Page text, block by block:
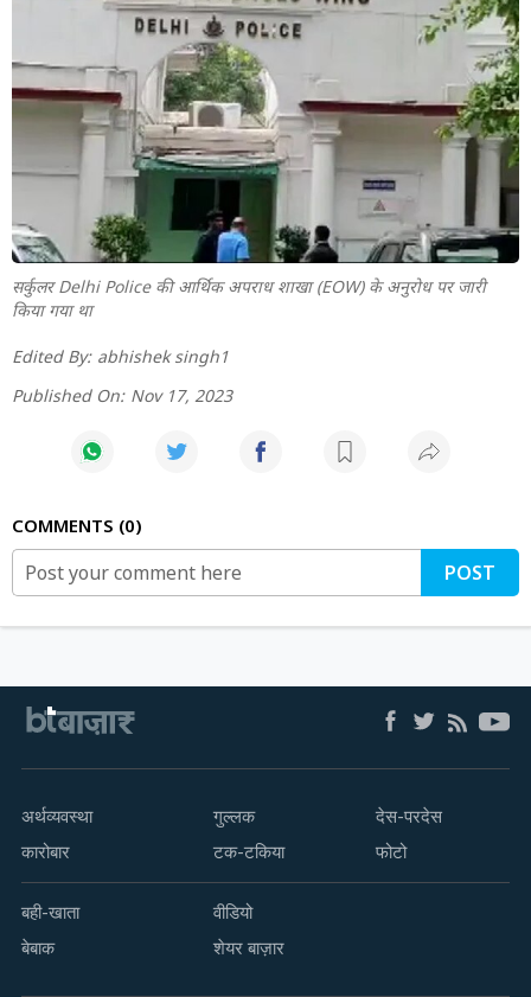
सर्कुलर Delhi Police की आर्थिक अपराध शाखा (EOW) के अनुरोध पर जारी
किया गया था
Edited By: abhishek singh1
Published On: Nov 17, 2023
COMMENTS 0
POST
अर्थव्यवस्था
कारोबार
गुल्लक
टक-टकिया
देस-परदेस
फोटो
बही-खाता
बेबाक
वीडियो
शेयर बाज़ार